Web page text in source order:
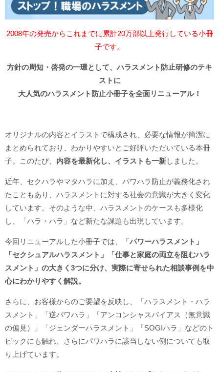
2008年の発売からこれまでに累計20万部以上発行している小冊
子です。
方針の周知・啓発の一環として、ハラスメント防止研修のテキ
ストに
大人気のハラスメント防止小冊子を全面リニューアル！
オリジナルの内容とイラストで構成され、必要な情報が簡潔に
まとめられており、わかりやすいとご好評いただいている本冊
子。このたび、 内容を最新化し、イラストも一新しました。
近年、セクハラやマタハラに加え、パワハラ防止が義務化され
たこともあり、ハラスメントに対する社会の意識が大きく変化
しています。そのような中、ハラスメントのケースも多様化
し、「ハラ・ハラ」など新たな課題も出現しています。
今回リニューアルした小冊子では、
「パワーハラスメント」
「セクシュアルハラスメント」「仕事と家庭の両立を阻むハラ
スメント」の大きく3つに分け、実際に寄せられた相談事例を中
心にわかりやすく解説。
さらに、お客様からのご要望を反映し、「ハラスメント・ハラ
スメント」「逆パワハラ」「アンコンシャスバイアス（無意識
の偏見）」「ジェンダーハラスメント」「SOGIハラ」などのト
ピックにも触れ、さらにパワハラに該当しない例についても取
り上げています。